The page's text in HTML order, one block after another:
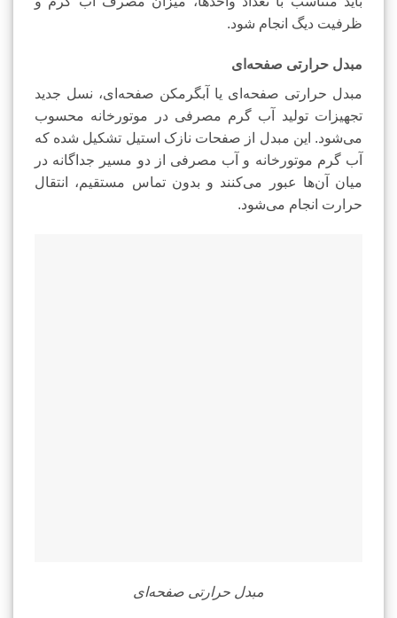
ظرفیت دیگ انجام شود.
مبدل حرارتی صفحه‌ای
مبدل حرارتی صفحه‌ای یا آبگرمکن صفحه‌ای، نسل جدید
تجهیزات تولید آب گرم مصرفی در موتورخانه محسوب
می‌شود. این مبدل از صفحات نازک استیل تشکیل شده که
آب گرم موتورخانه و آب مصرفی از دو مسیر جداگانه در
میان آن‌ها عبور می‌کنند و بدون تماس مستقیم، انتقال
حرارت انجام می‌شود.
مبدل حرارتی صفحه‌ای